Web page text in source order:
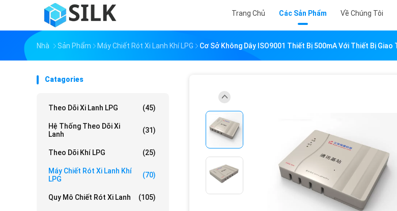
Trang Chủ Các Sản Phẩm Về Chúng Tôi
Nhà Sản Phẩm Máy Chiết Rót Xi Lanh Khí LPG Cơ Sở Không Dây ISO9001 Thiết Bị 500mA Với Thiết Bị Giao
Catagories
Theo Dõi Xi Lanh LPG (45)
Hệ Thống Theo Dõi Xi
Lanh
(31)
Theo Dõi Khí LPG (25)
Máy Chiết Rót Xi Lanh Khí
LPG
(70)
Quy Mô Chiết Rót Xi Lanh (105)